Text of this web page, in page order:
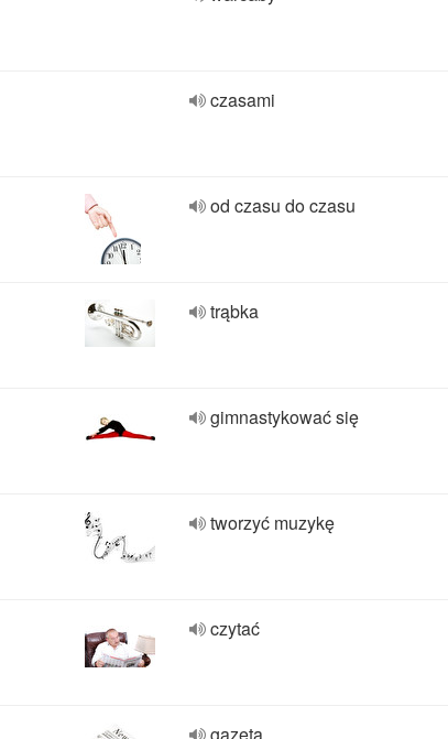
czasami
od czasu do czasu
trąbka
gimnastykować się
tworzyć muzykę
czytać